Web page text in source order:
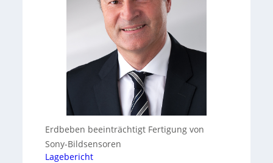
Erdbeben beeinträchtigt Fertigung von
Sony-Bildsensoren
Lagebericht